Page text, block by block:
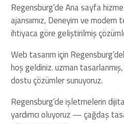
Regensburg’de Ana sayfa
ajansıımız, Deneyim ve
ihtiyaca göre geliştirilmiş
Web tasarım için
hoş geldiniz. uzman tasarlanmış,
dostu çözümler sunuyoruz.
Regensburg’de işletmelerin
yardımcı oluyoruz — çağdaş